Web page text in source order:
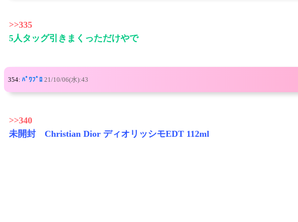
>>335
5人タッグ引きまくっただけやで
354: ﾊﾟﾜﾌﾟﾛ 21/10/06(水):43
>>340
未開封 Christian Dior ディオリッシモEDT 112ml